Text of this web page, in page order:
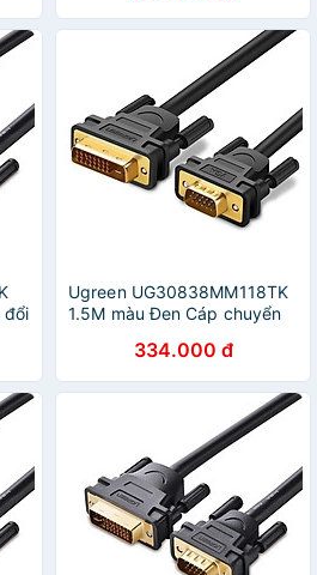
đổi
Ugreen UG30838MM118TK
1.5M màu Đen Cáp chuyển
HÀNG CHÍNH HÃNG
334.000 đ